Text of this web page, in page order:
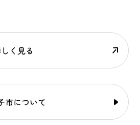
く見る
市について